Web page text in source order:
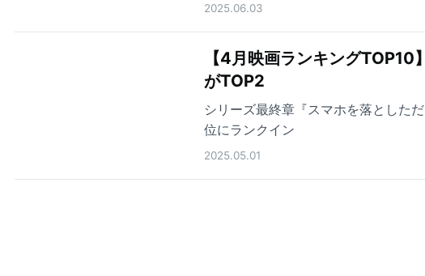
2025.06.03
【4月映画ランキングTOP10
がTOP2
シリーズ最終章『スマホを落とした
位にランクイン
2025.05.01